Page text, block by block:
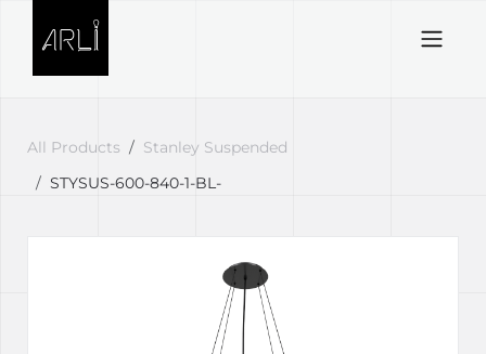
All Products
Stanley Suspended
STYSUS-600-840-1-BL-